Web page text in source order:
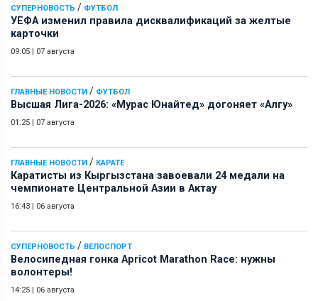
СУПЕРНОВОСТЬ / ФУТБОЛ
УЕФА изменил правила дисквалификаций за желтые
карточки
09:05 | 07 августа
ГЛАВНЫЕ НОВОСТИ / ФУТБОЛ
Высшая Лига-2026: «Мурас Юнайтед» догоняет «Алгу»
01:25 | 07 августа
ГЛАВНЫЕ НОВОСТИ / КАРАТЕ
Каратисты из Кыргызстана завоевали 24 медали на
чемпионате Центральной Азии в Актау
16:43 | 06 августа
СУПЕРНОВОСТЬ / ВЕЛОСПОРТ
Велосипедная гонка Apricot Marathon Race: нужны
волонтеры!
14:25 | 06 августа